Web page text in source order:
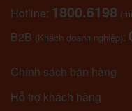
Hotline: 1800.6198
B2B (Khách doanh nghiệp):
Chính sách bán hàng
Hỗ trợ khách hàng